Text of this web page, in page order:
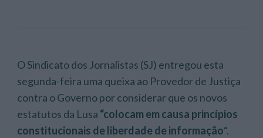
O Sindicato dos Jornalistas (SJ) entregou esta
segunda-feira uma queixa ao Provedor de Justiça
contra o Governo por considerar que os novos
estatutos da Lusa “colocam em causa princípios
constitucionais de liberdade de informação“.